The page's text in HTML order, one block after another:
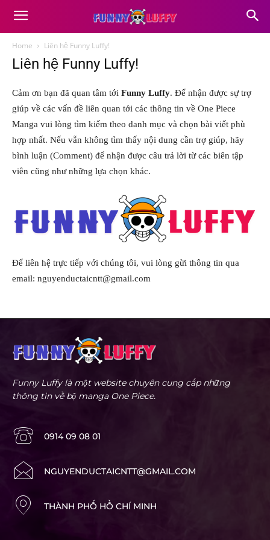
Home Liên hệ Funny Luffy!
Liên hệ Funny Luffy!
Cảm ơn bạn đã quan tâm tới Funny Luffy. Để nhận được sự trợ
giúp về các vấn đề liên quan tới các thông tin về One Piece
Manga vui lòng tìm kiếm theo danh mục và chọn bài viết phù
hợp nhất. Nếu vẫn không tìm thấy nội dung cần trợ giúp, hãy
bình luận (Comment) để nhận được câu trả lời từ các biên tập
viên cũng như những lựa chọn khác.
Để liên hệ trực tiếp với chúng tôi, vui lòng gừi thông tin qua
email: nguyenductaicntt@gmail.com
Funny Luffy là một website chuyên cung cấp những
thông tin về bộ manga One Piece.
0914 09 08 01
NGUYENDUCTAICNTT@GMAIL.COM
THÀNH PHỐ HỒ CHÍ MINH